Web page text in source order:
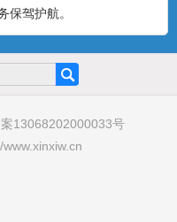
保驾护航。
13068202000033号